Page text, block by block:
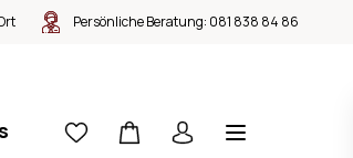
Persönliche Beratung: 081 838 84 86